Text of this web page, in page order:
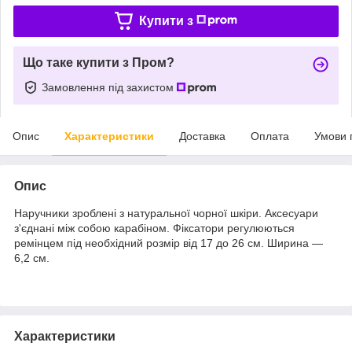
Купити з
Що таке купити з Пром?
Замовлення під захистом
Опис Характеристики Доставка Оплата Умови
Опис
Наручники зроблені з натуральної чорної шкіри. Аксесуари
з'єднані між собою карабіном. Фіксатори регулюються
ремінцем під необхідний розмір від 17 до 26 см. Ширина —
6,2 см.
Характеристики